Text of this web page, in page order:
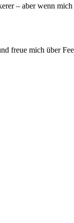
– aber wenn
freue mich über